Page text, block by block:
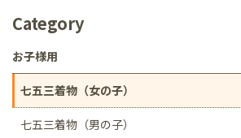
Category
お子様用
七五三着物（女の子）
七五三着物（男の子）